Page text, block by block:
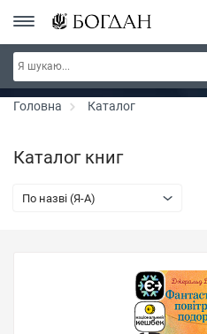
РОЗПРОДАЖ ~ 150 грн ~ 200 грн ~
300 грн ~ РОЗПРОДАЖ
Головна Каталог
Каталог книг
По назві (Я-А)